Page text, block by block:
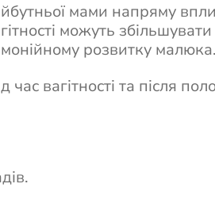
мами напряму
можуть
розвитку малюка.
час вагітності та після